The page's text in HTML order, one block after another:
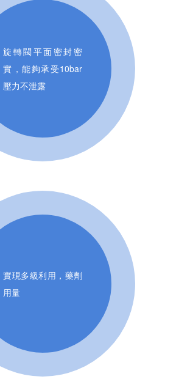
旋轉閥平面密封密
實，能夠承受10bar
壓力不泄露
實現多級利用，藥劑
用量